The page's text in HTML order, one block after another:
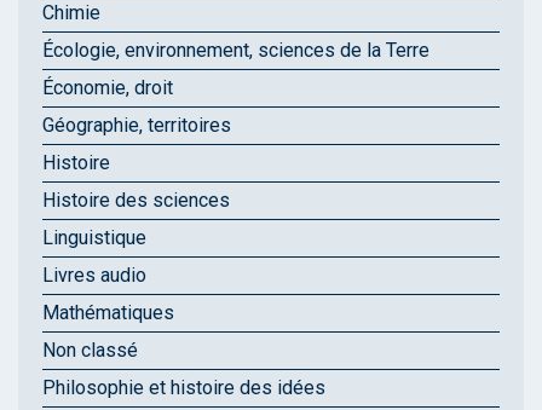
Chimie
Écologie, environnement, sciences de la Terre
Économie, droit
Géographie, territoires
Histoire
Histoire des sciences
Linguistique
Livres audio
Mathématiques
Non classé
Philosophie et histoire des idées